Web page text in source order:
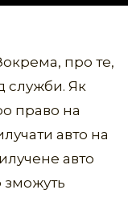
про те,
служби. Як
право на
авто на
авто
зможуть